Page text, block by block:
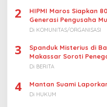
2
HIPMI Maros Siapkan
Generasi Pengusaha
Di KOMUNITAS/ORGANISASI
3
Spanduk Misterius di
Makassar Soroti
Di BERITA
4 Mantan Suami
Di HUKUM